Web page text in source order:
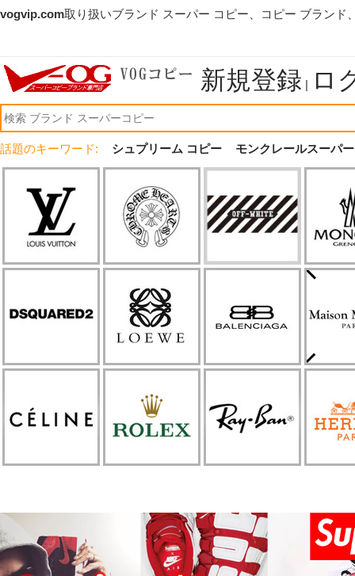
vogvip.com取り扱いブランド スーパー コピー、コピー ブランド
新規登録 | ロ
話題のキーワード: シュプリーム コピー モンクレールスーパ